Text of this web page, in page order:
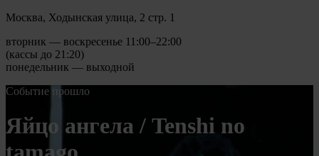
Москва, Ходынская улица, 2 стр. 1
вторник — воскресенье 11:00–22:00
(кассы до 21:20)
понедельник — выходной
Событие прошло
Яйцо ангела / Tenshi no